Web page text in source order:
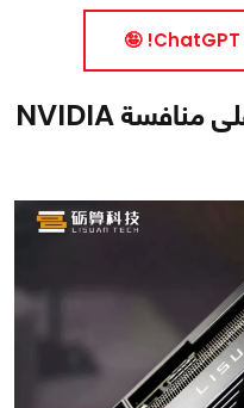
كارت شاشة صيني قادر على منافسة NVIDIA